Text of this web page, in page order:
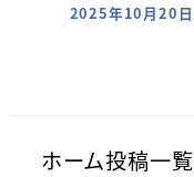
2025年10月20日
ホーム投稿一覧